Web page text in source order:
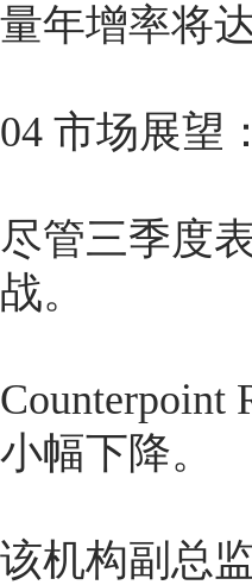
量年增率将
04 市场展望
尽管三季度
战。
Counterpoint
小幅下降。
该机构副总